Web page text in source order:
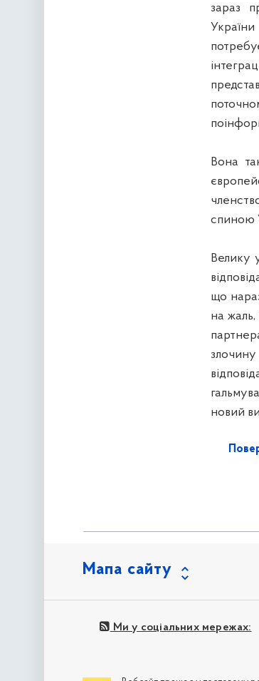
зараз
Вона
спиною
Велику
що
на
новий
Мапа сайту
Ми у соціальних мережах: